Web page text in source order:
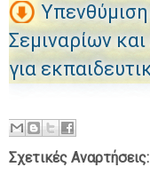
Σεμιναρίων
για
Σχετικές Αναρτήσεις: